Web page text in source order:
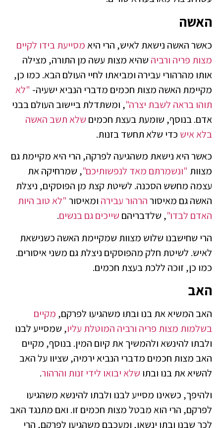
האשה
כאשר האשה נישאת לאיש, הרי היאמסייעת בידו לקיים
מצות פריה ורביה שהיא מצות עשה מן התורה, מצילה
אותו מהרהורי עבירה ומביאתו לחיי העולם הבא. כמו כן,
מקיימת האשה מצות חכמים מדברי הנביא ישעיה- "לא
תוהו בראה לשבת יצרה", ומשתדלת ביישוב העולם בבני
אדם. בנוסף, שומעת בעצת חכמים שלא תשב האשה
בלא איש כדי שלא תחשד בזנות.
כאשר היא נישאת משהגיעה לפרקה, הרי היא מקיימת גם
מצוות "ונשמרתם מאד לנפשותיכם", שמרחיקה את
עצמה מחשש הסכנה. לשיטת קצת מן הפוסקים, ניצלת
האשה גם מאיסורהרהור עבירה ומאיסור "לא טוב היות
האדם לבדו", שלדבריהם שייכים גם בנשים.
הרי שחישבנו שלוש מצוות שמקיימת האשה כשנישאת
לאיש. לשיטת חלק מהפוסקים ניצלת גם משני איסורים.
כמו כן, זוכה ללכת בעצת חכמים.
האב
האב המשיא את בנו ובתו משהגיעו לפרקם, מקיים
בשלמות מצות פריה ורביה המוטלת עליו, שמסייע לבנו
ולבתו להינשא ולהמשיך את קיום המין. בנוסף, מקיים
האב מצות חכמים מדברי הנביא ירמיה, שציוו על האב
להשיא את בנו ובתו שלא יבואו לידי זנות והרהור.
ולהיפך, כשאינו מסייע לבנו ולבתו להינשא משהגיעו
לפרקם, הרי הוא מבטל מצות חכמים זו. ואם מתנגד האב
לכך שבנו ובתו ינשאו, ומעכבם משהגיעו לפרקם, הרי